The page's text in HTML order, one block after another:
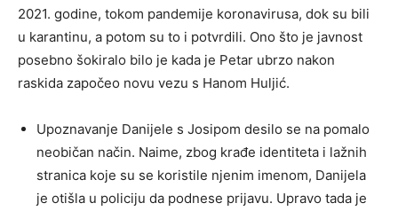
2021. godine, tokom pandemije koronavirusa, dok su bili
u karantinu, a potom su to i potvrdili. Ono što je javnost
posebno šokiralo bilo je kada je Petar ubrzo nakon
raskida započeo novu vezu s Hanom Huljić.
Upoznavanje Danijele s Josipom desilo se na pomalo
neobičan način. Naime, zbog krađe identiteta i lažnih
stranica koje su se koristile njenim imenom, Danijela
je otišla u policiju da podnese prijavu. Upravo tada je